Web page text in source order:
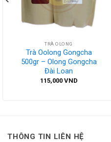
TRÀ OLONG
Trà Oolong Gongcha
500gr – Olong Gongcha
Đài Loan
115,000 VND
THÔNG TIN LIÊN HỆ